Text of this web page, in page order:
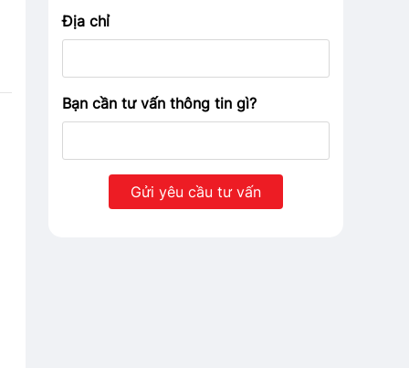
Địa chỉ
Bạn cần tư vấn thông tin gì?